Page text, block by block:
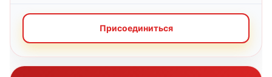
Присоединиться